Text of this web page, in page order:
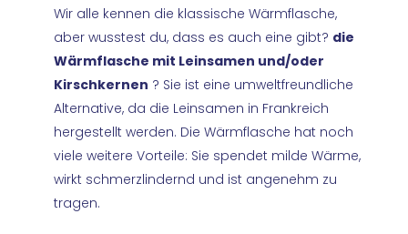
Wir alle kennen die klassische Wärmflasche,
aber wusstest du, dass es auch eine gibt? die
Wärmflasche mit Leinsamen und/oder
Kirschkernen ? Sie ist eine umweltfreundliche
Alternative, da die Leinsamen in Frankreich
hergestellt werden. Die Wärmflasche hat noch
viele weitere Vorteile: Sie spendet milde Wärme,
wirkt schmerzlindernd und ist angenehm zu
tragen.